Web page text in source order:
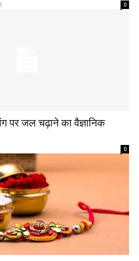
0
पर जल चढ़ाने का वैज्ञानिक
0